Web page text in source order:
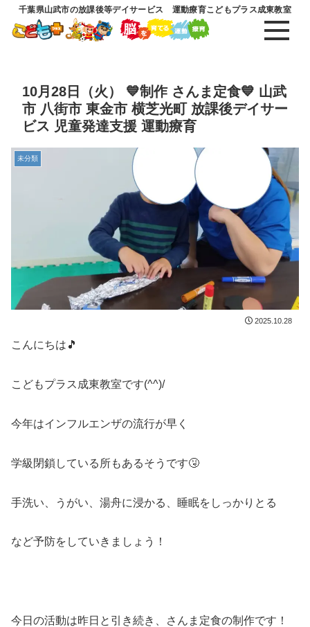
千葉県山武市の放課後等デイサービス 運動療育こどもプラス成東教室
10月28日（火） 💙制作 さんま定食💙 山武
市 八街市 東金市 横芝光町 放課後デイサー
ビス 児童発達支援 運動療育
未分類
2025.10.28
こんにちは🎵
こどもプラス成東教室です(^^)/
今年はインフルエンザの流行が早く
学級閉鎖している所もあるそうです🤧
手洗い、うがい、湯舟に浸かる、睡眠をしっかりとる
など予防をしていきましょう！
今日の活動は昨日と引き続き、さんま定食の制作です！